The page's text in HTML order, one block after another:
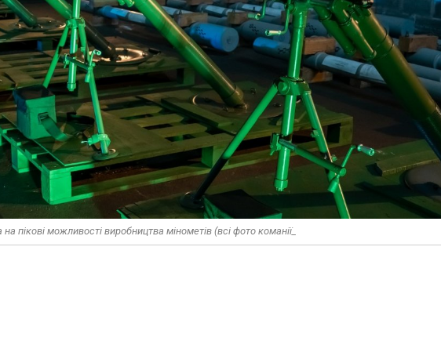
пікові можливості виробництва мінометів (всі фото команії_